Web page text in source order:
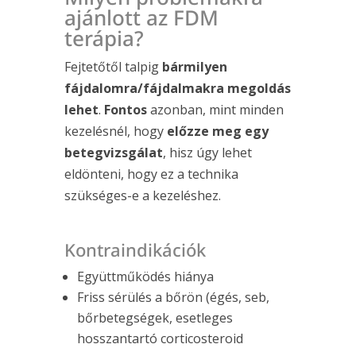
ajánlott az FDM
terápia?
Fejtetőtől talpig bármilyen
fájdalomra/fájdalmakra megoldás
lehet. Fontosazonban, mint minden
kezelésnél, hogyelőzze meg egy
betegvizsgálat, hisz úgy lehet
eldönteni, hogy ez a technika
szükséges-e a kezeléshez.
Kontraindikációk
Együttműködés hiánya
Friss sérülés a bőrön (égés, seb,
bőrbetegségek, esetleges
hosszantartó corticosteroid